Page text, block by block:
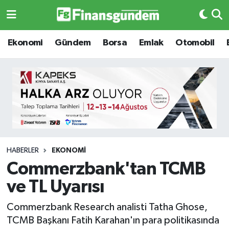
Ekonomi Gündem Borsa Emlak Otomobil
HABERLER EKONOMI
Commerzbank'tan TCMB
ve TL Uyarısı
Commerzbank Research analisti Tatha Ghose,
TCMB Başkanı Fatih Karahan'ın para politikasında
Ekonomi
Borsa
Emlak
Otomobil
Gizlilik Sözleşmesi
Hakkımızda
Ekonomi
Borsa
Emlak
Emtia
BITCOIN
Yapay Zeka